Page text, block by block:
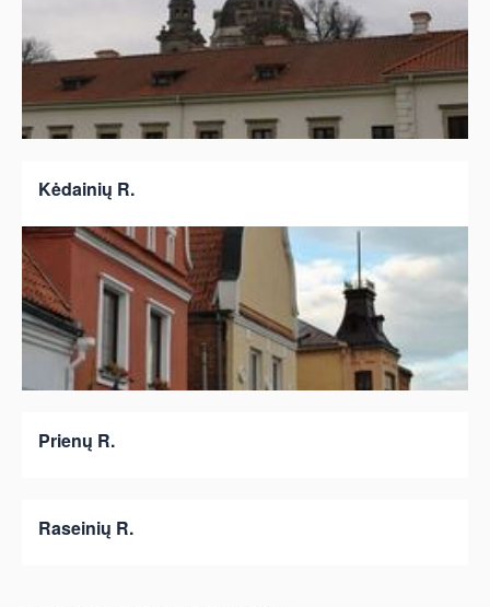
Kėdainių R.
Prienų R.
Raseinių R.